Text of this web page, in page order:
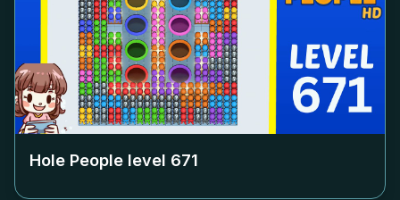
Hole People level 671